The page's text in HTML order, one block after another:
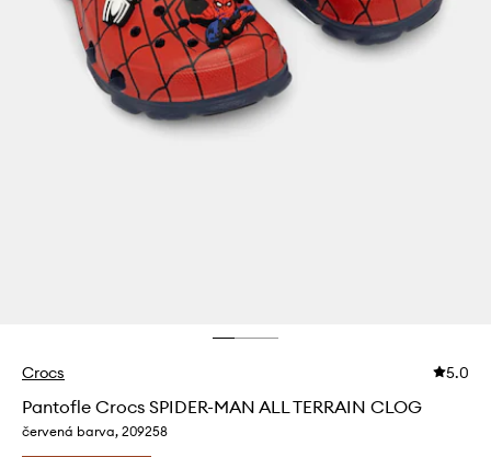
Crocs 5.0
Pantofle Crocs SPIDER-MAN ALL TERRAIN CLOG
červená barva, 209258